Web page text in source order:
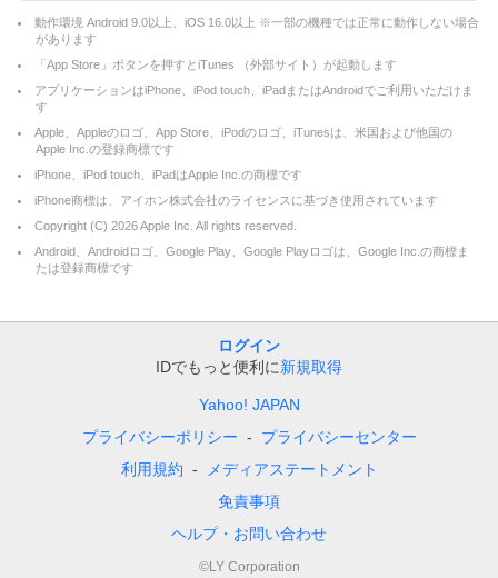
動作環境 Android 9.0以上、iOS 16.0以上 ※一部の機種では正常に動作しない場合
があります
「App Store」ボタンを押すとiTunes （外部サイト）が起動します
アプリケーションはiPhone、iPod touch、iPadまたはAndroidでご利用いただけま
す
Apple、Appleのロゴ、App Store、iPodのロゴ、iTunesは、米国および他国の
Apple Inc.の登録商標です
iPhone、iPod touch、iPadはApple Inc.の商標です
iPhone商標は、アイホン株式会社のライセンスに基づき使用されています
Copyright (C) 2026Apple Inc. All rights reserved.
Android、Androidロゴ、Google Play、Google Playロゴは、Google Inc.の商標ま
たは登録商標です
ログイン
IDでもっと便利に新規取得
Yahoo! JAPAN
プライバシーポリシー
プライバシーセンター
利用規約
メディアステートメント
免責事項
ヘルプ・お問い合わせ
©LY Corporation